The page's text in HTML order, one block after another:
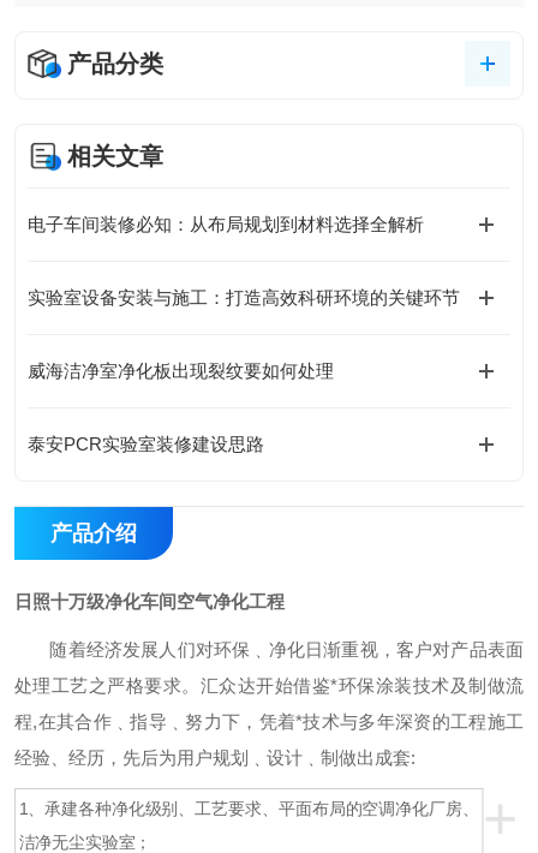
产品分类
相关文章
电子车间装修必知：从布局规划到材料选择全解析
实验室设备安装与施工：打造高效科研环境的关键环节
威海洁净室净化板出现裂纹要如何处理
泰安PCR实验室装修建设思路
产品介绍
日照十万级净化车间空气净化工程
随着经济发展人们对环保﹑净化日渐重视，客户对产品表面
处理工艺之严格要求。汇众达开始借鉴*环保涂装技术及制做流
程,在其合作﹑指导﹑努力下，凭着*技术与多年深资的工程施工
经验、经历，先后为用户规划﹑设计﹑制做出成套:
+
1 、承建各种净化级别、工艺要求、平面布局的空调净化厂房、
洁净无尘实验室；